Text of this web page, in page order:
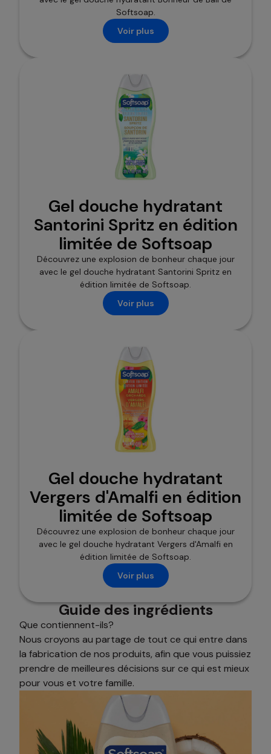
Softsoap.
Voir plus
Gel douche hydratant
Santorini Spritz en édition
limitée de Softsoap
Découvrez une explosion de bonheur chaque jour
avec le gel douche hydratant Santorini Spritz en
édition limitée de Softsoap.
Voir plus
Gel douche hydratant
Vergers d'Amalfi en édition
limitée de Softsoap
Découvrez une explosion de bonheur chaque jour
avec le gel douche hydratant Vergers d'Amalfi en
édition limitée de Softsoap.
Voir plus
Guide des ingrédients
Que contiennent-ils?
Nous croyons au partage de tout ce qui entre dans
la fabrication de nos produits, afin que vous puissiez
prendre de meilleures décisions sur ce qui est mieux
pour vous et votre famille.